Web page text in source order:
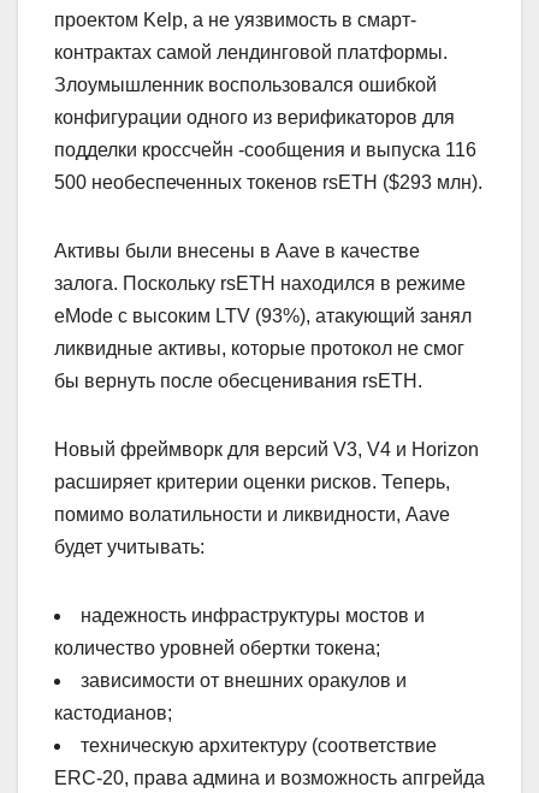
проектом Kelp, а не уязвимость в смарт-
контрактах самой лендинговой платформы.
Злоумышленник воспользовался ошибкой
конфигурации одного из верификаторов для
подделки кроссчейн -сообщения и выпуска 116
500 необеспеченных токенов rsETH ($293 млн).
Активы были внесены в Aave в качестве
залога. Поскольку rsETH находился в режиме
eMode с высоким LTV (93%), атакующий занял
ликвидные активы, которые протокол не смог
бы вернуть после обесценивания rsETH.
Новый фреймворк для версий V3, V4 и Horizon
расширяет критерии оценки рисков. Теперь,
помимо волатильности и ликвидности, Aave
будет учитывать:
надежность инфраструктуры мостов и
количество уровней обертки токена;
зависимости от внешних оракулов и
кастодианов;
техническую архитектуру (соответствие
ERC-20, права админа и возможность апгрейда